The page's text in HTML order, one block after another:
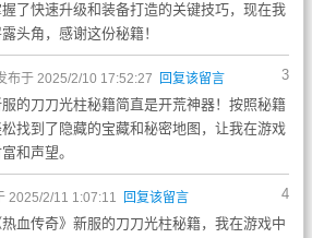
了快速升级和装备打造的关键技巧，现在我
头角，感谢这份秘籍！
3
布于 2025/2/10 17:52:27 回复该留言
服的刀刀光柱秘籍简直是开荒神器！按照秘籍
找到了隐藏的宝藏和秘密地图，让我在游戏
和声望。
4
2025/2/11 1:07:11 回复该留言
血传奇》新服的刀刀光柱秘籍，我在游戏中